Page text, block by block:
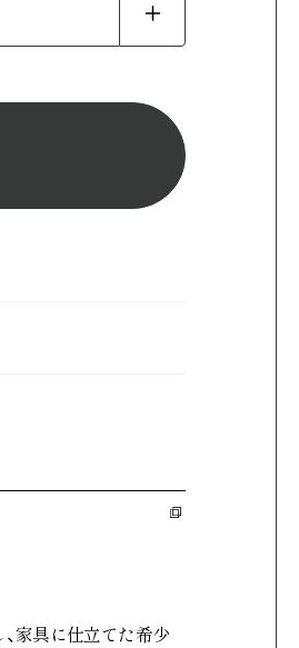
チェア
家具に仕立てた希少